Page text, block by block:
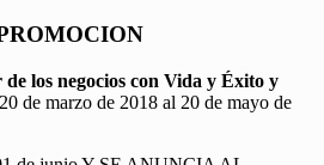
de los negocios con Vida y Éxito y
de marzo de 2018 al 20 de mayo de